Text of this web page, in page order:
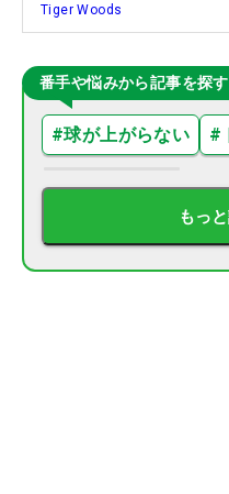
Tiger Woods
番手や悩みから記事を探す
#球が上がらない #
もっ